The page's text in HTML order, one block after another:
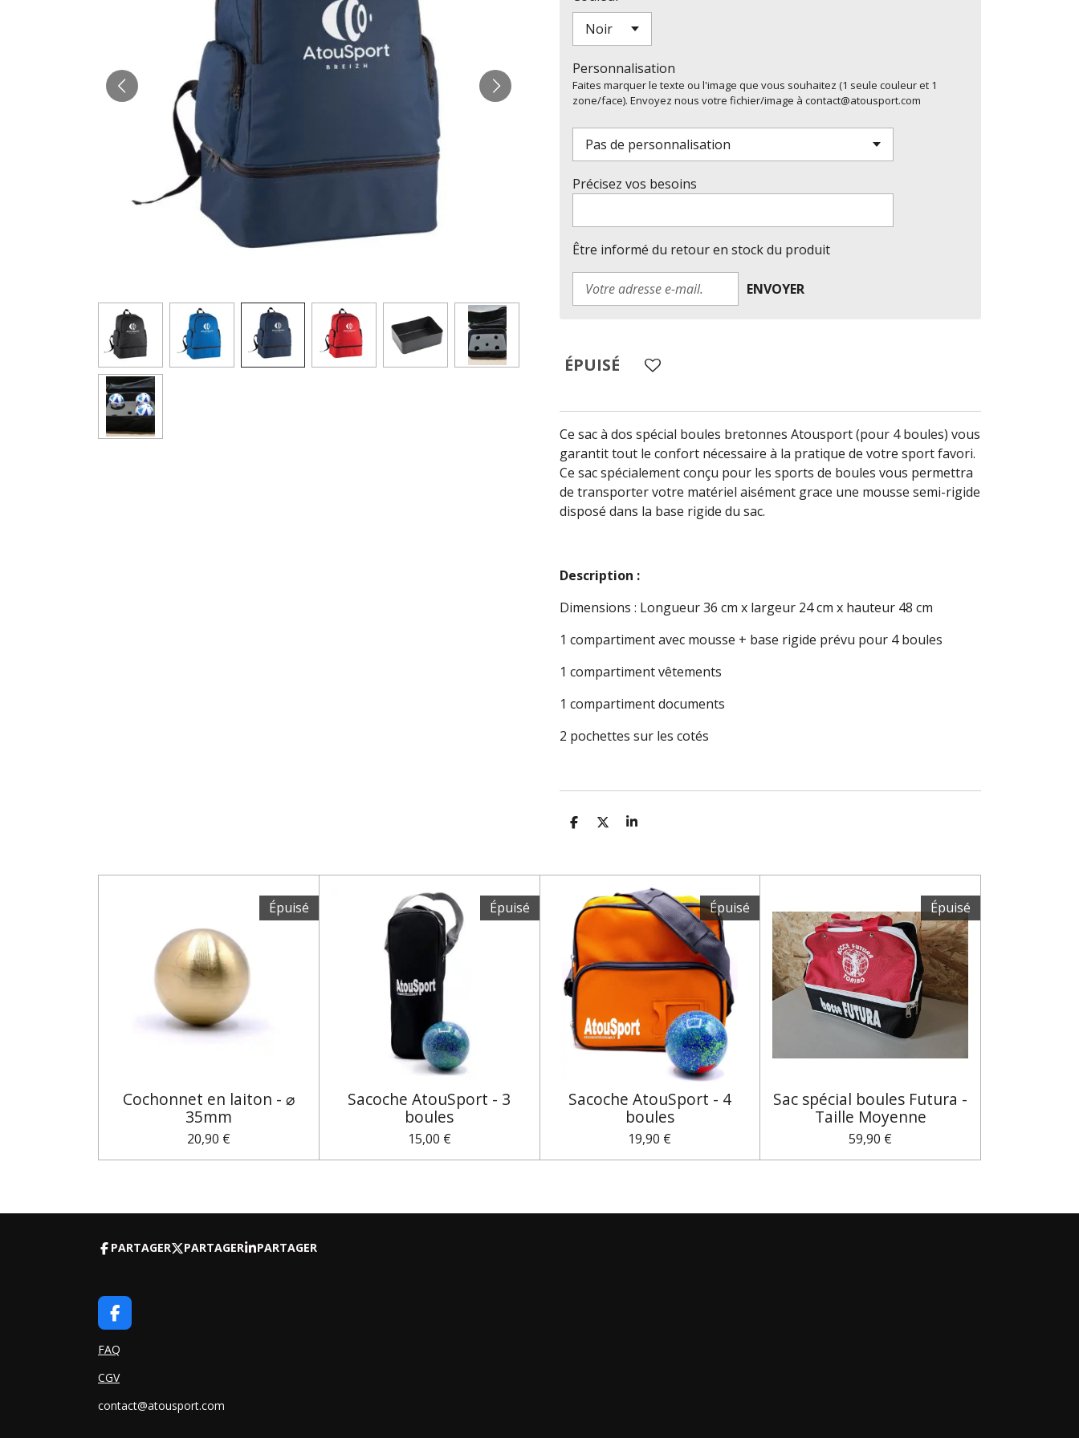
Personnalisation
Faites marquer le texte ou l'image que vous souhaitez (1 seule couleur et 1
zone/face). Envoyez nous votre fichier/image à contact@atousport.com
Précisez vos besoins
Être informé du retour en stock du produit
ENVOYER
ÉPUISÉ
Ce sac à dos spécial boules bretonnes Atousport (pour 4 boules) vous
garantit tout le confort nécessaire à la pratique de votre sport favori.
Ce sac spécialement conçu pour les sports de boules vous permettra
de transporter votre matériel aisément grace une mousse semi-rigide
disposé dans la base rigide du sac.
Description :
Dimensions : Longueur 36 cm x largeur 24 cm x hauteur 48 cm
1 compartiment avec mousse + base rigide prévu pour 4 boules
1 compartiment vêtements
1 compartiment documents
2 pochettes sur les cotés
P
A
R
P
A
E
R
P
A
G
E
R
Épuisé
Cochonnet en laiton - ⌀
35mm
20,90 €
Épuisé
Sacoche AtouSport - 3
boules
15,00 €
Épuisé
Sacoche AtouSport - 4
boules
19,90 €
Épuisé
Sac spécial boules Futura -
Taille Moyenne
59,90 €
PARTAGER PARTAGER PARTAGER
F
A
C
B
O
FAQ
CGV
contact@atousport.com